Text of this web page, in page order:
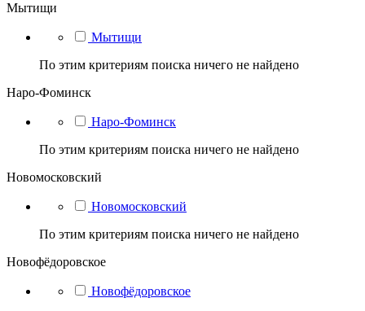
Мытищи
Мытищи
По этим критериям поиска ничего не найдено
Наро-Фоминск
Наро-Фоминск
По этим критериям поиска ничего не найдено
Новомосковский
Новомосковский
По этим критериям поиска ничего не найдено
Новофёдоровское
Новофёдоровское